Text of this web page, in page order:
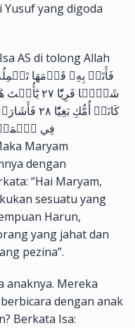
yang digoda
AS di tolong Allah
شَيۡ‍ٔٗا
كَانَتۡ
dengan
“Hai Maryam,
sesuatu yang
Harun,
yang jahat dan
pezina”.
anaknya. Mereka
dengan anak
Berkata Isa: